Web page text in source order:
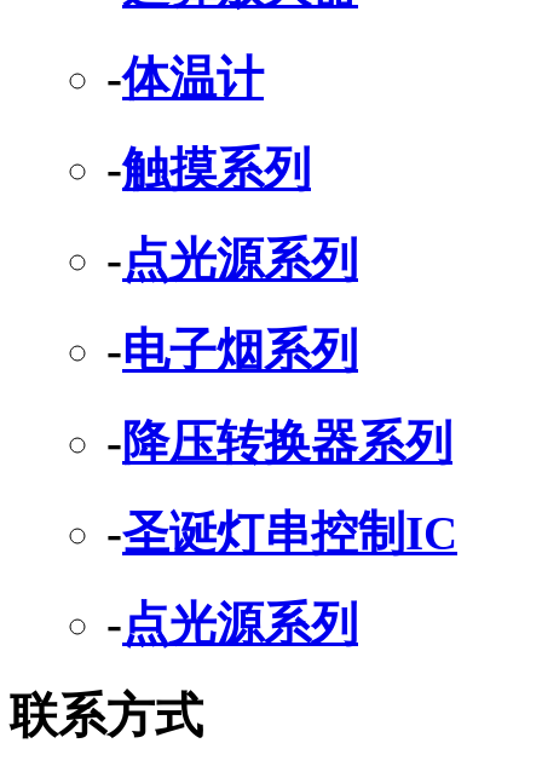
-体温计
-触摸系列
-点光源系列
-电子烟系列
-降压转换器系列
-圣诞灯串控制IC
-点光源系列
联系方式